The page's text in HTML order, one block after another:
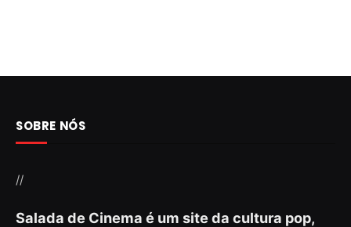
SOBRE NÓS
//
Salada de Cinema é um site da cultura pop,